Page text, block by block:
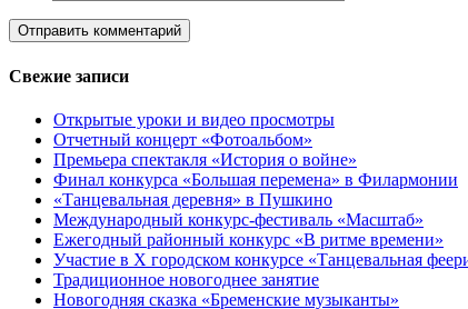
Свежие записи
Открытые уроки и видео просмотры
Отчетный концерт «Фотоальбом»
Премьера спектакля «История о войне»
Финал конкурса «Большая перемена» в Филармонии
«Танцевальная деревня» в Пушкино
Международный конкурс-фестиваль «Масштаб»
Ежегодный районный конкурс «В ритме времени»
Участие в X городском конкурсе «Танцевальная
Традиционное новогоднее занятие
Новогодняя сказка «Бременские музыканты»